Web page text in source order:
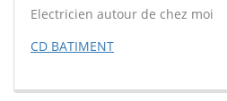
Electricien autour de chez moi
CD BATIMENT